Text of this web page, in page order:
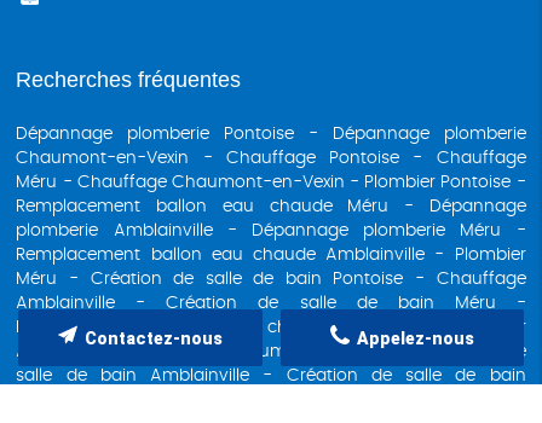
Recherches fréquentes
Dépannage plomberie Pontoise
Dépannage plomberie
Chaumont-en-Vexin
Chauffage Pontoise
Chauffage
Méru
Chauffage Chaumont-en-Vexin
Plombier Pontoise
Remplacement ballon eau chaude Méru
Dépannage
plomberie Amblainville
Dépannage plomberie Méru
Remplacement ballon eau chaude Amblainville
Plombier
Méru
Création de salle de bain Pontoise
Chauffage
Amblainville
Création de salle de bain Méru
Remplacement ballon eau chaude Pontoise
Plombier
Amblainville
Plombier Chaumont-en-Vexin
Création de
salle de bain Amblainville
Création de salle de bain
Appelez-nous
Contactez-nous